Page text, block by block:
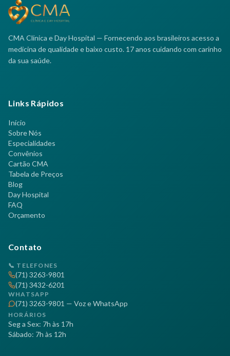
CMA Clínica e Day Hospital — Fornecendo aos brasileiros acesso a
medicina de qualidade e baixo custo. 17 anos cuidando com carinho
da sua saúde.
Links Rápidos
Início
Sobre Nós
Especialidades
Convênios
Cartão CMA
Tabela de Preços
Blog
Day Hospital
FAQ
Orçamento
Contato
📞 TELEFONES
(71) 3263-9801
(71) 3432-6201
WHATSAPP
(71) 3263-9801 — Voz e WhatsApp
HORÁRIOS
Seg a Sex: 7h às 17h
Sábado: 7h às 12h